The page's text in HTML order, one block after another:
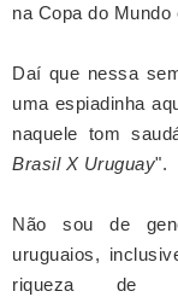
na Copa do Mundo
Daí que nessa
uma espiadinha
naquele tom
Brasil X Uruguay".
Não sou de
uruguaios,
riqueza de